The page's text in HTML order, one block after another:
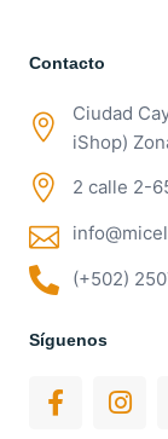
Contacto
Ciudad
iShop)
2 calle 2-
(+502)
Síguenos